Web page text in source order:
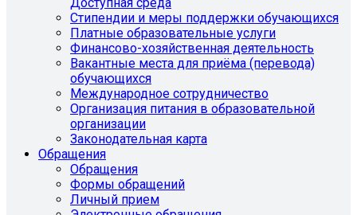
Стипендии и меры поддержки обучающихся
Платные образовательные услуги
Финансово-хозяйственная деятельность
Вакантные места для приёма (перевода)
обучающихся
Международное сотрудничество
Организация питания в образовательной
организации
Законодательная карта
Обращения
Обращения
Формы обращений
Личный прием